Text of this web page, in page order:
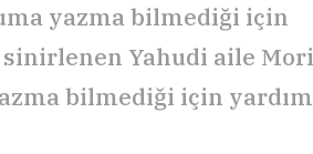
yazma bilmediği için
Yahudi aile
bilmediği için